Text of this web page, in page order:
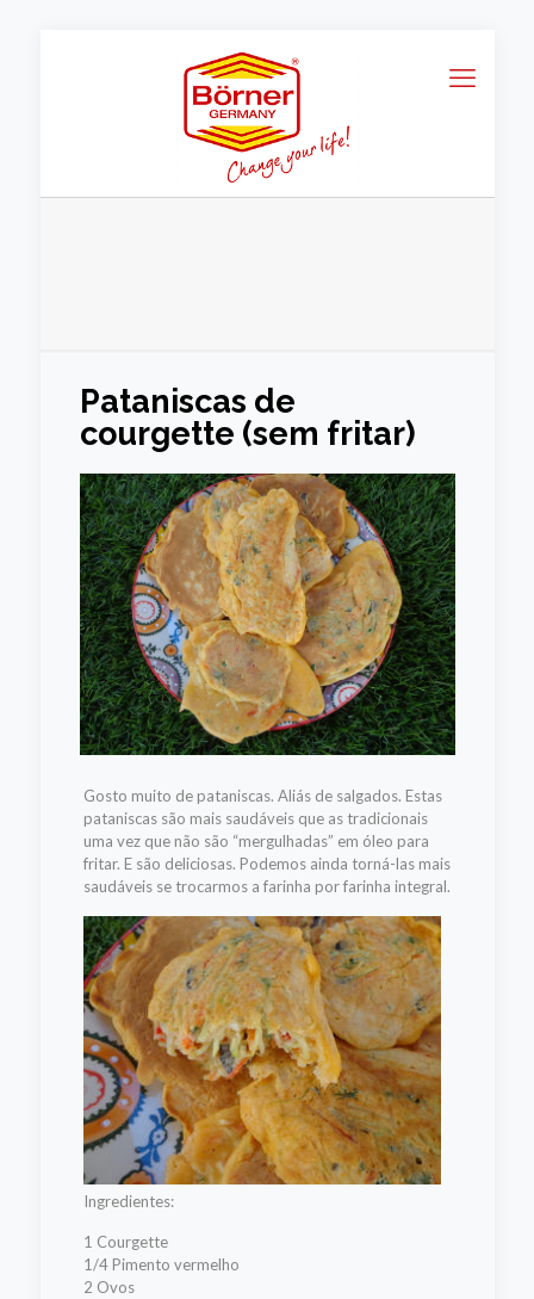
Pataniscas de
courgette (sem fritar)
Gosto muito de pataniscas. Aliás de salgados. Estas
pataniscas são mais saudáveis que as tradicionais
uma vez que não são “mergulhadas” em óleo para
fritar. E são deliciosas. Podemos ainda torná-las mais
saudáveis se trocarmos a farinha por farinha integral.
Ingredientes:
1 Courgette
1/4 Pimento vermelho
2 Ovos